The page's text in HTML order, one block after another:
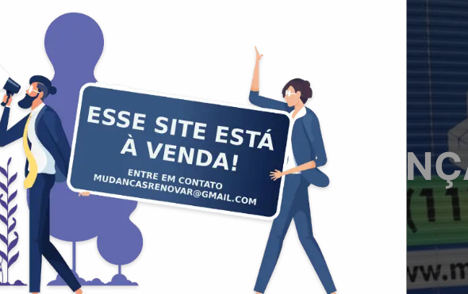
CARRETOS,
CARRETOS, MUDANÇAS ITANHAÉM